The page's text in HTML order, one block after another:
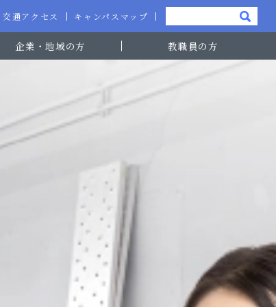
交通アクセス キャンパスマップ
企業・地域の方 教職員の方